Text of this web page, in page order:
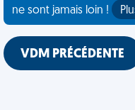
ne sont jamais loin !
VDM PRÉCÉDENTE